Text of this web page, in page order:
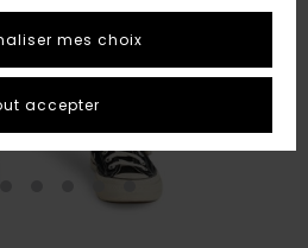
mes choix
accepter